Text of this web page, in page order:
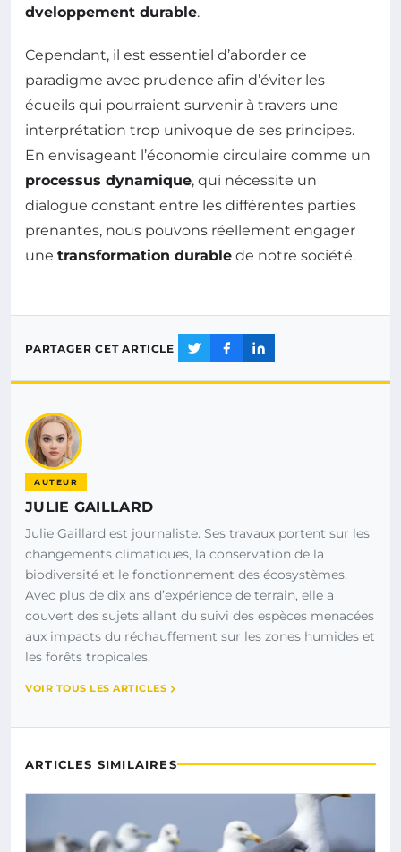
dveloppement durable.
Cependant, il est essentiel d’aborder ce
paradigme avec prudence afin d’éviter les
écueils qui pourraient survenir à travers une
interprétation trop univoque de ses principes.
En envisageant l’économie circulaire comme un
processus dynamique, qui nécessite un
dialogue constant entre les différentes parties
prenantes, nous pouvons réellement engager
une transformation durable de notre société.
PARTAGER CET ARTICLE
AUTEUR
JULIE GAILLARD
Julie Gaillard est journaliste. Ses travaux portent sur les
changements climatiques, la conservation de la
biodiversité et le fonctionnement des écosystèmes.
Avec plus de dix ans d’expérience de terrain, elle a
couvert des sujets allant du suivi des espèces menacées
aux impacts du réchauffement sur les zones humides et
les forêts tropicales.
VOIR TOUS LES ARTICLES
ARTICLES SIMILAIRES